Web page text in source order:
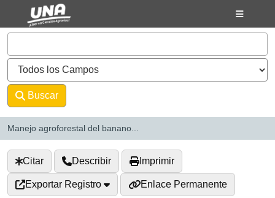
Saltar al contenido
VuFind
Buscar
Manejo agroforestal del banano...
Citar Describir Imprimir
Exportar Registro Enlace Permanente